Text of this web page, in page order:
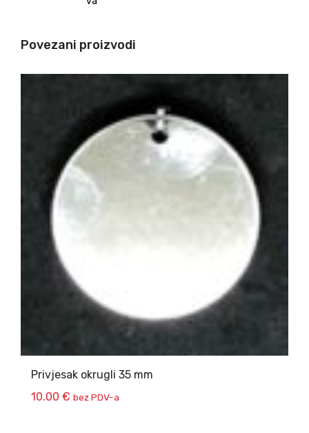
Povezani proizvodi
Privjesak okrugli 35 mm
10.00 € bez PDV-a